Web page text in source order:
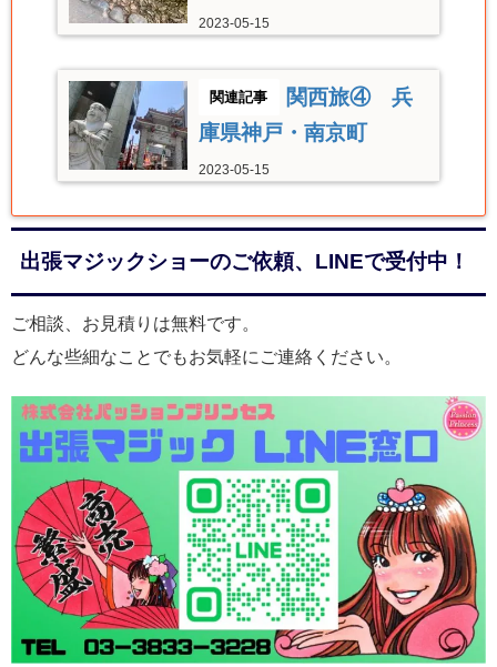
2023-05-15
関西旅④ 兵
庫県神戸・南京町
2023-05-15
出張マジックショーのご依頼、LINEで受付中！
ご相談、お見積りは無料です。
どんな些細なことでもお気軽にご連絡ください。